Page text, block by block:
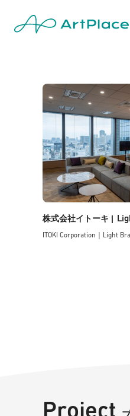
株式会社イトーキ |
ITOKI Corporation｜Light
Project